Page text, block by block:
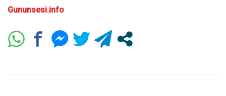
Gununsesi.info